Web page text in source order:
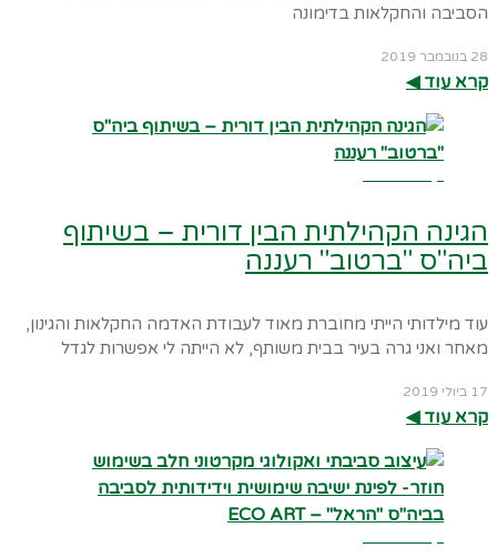
הסביבה והחקלאות בדימונה
28 בנובמבר 2019
קרא עוד ◀︎
הגינה הקהילתית הבין דורית – בשיתוף
ביה"ס "ברטוב" רעננה
עוד מילדותי הייתי מחוברת מאוד לעבודת האדמה החקלאות והגינון,
מאחר ואני גרה בעיר בבית משותף, לא הייתה לי אפשרות לגדל
17 ביולי 2019
קרא עוד ◀︎